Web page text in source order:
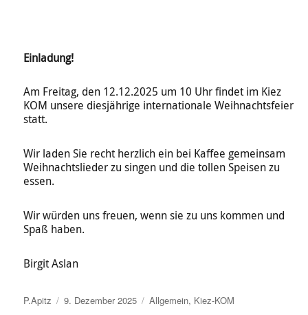
Einladung!
Am Freitag, den 12.12.2025 um 10 Uhr findet im Kiez
KOM unsere diesjährige internationale Weihnachtsfeier
statt.
Wir laden Sie recht herzlich ein bei Kaffee gemeinsam
Weihnachtslieder zu singen und die tollen Speisen zu
essen.
Wir würden uns freuen, wenn sie zu uns kommen und
Spaß haben.
Birgit Aslan
Autor
P.Apitz
Veröffentlicht
9. Dezember 2025 Kategorien
Allgemein, Kiez-KOM